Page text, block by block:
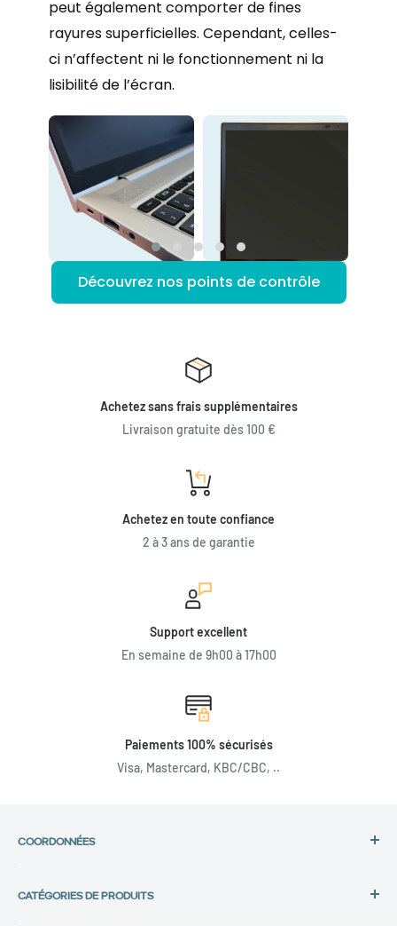
peut également comporter de fines
rayures superficielles. Cependant, celles-
ci n’affectent ni le fonctionnement ni la
lisibilité de l’écran.
Découvrez nos points de contrôle
Achetez sans frais supplémentaires
Livraison gratuite dès 100 €
Achetez en toute confiance
2 à 3 ans de garantie
Support excellent
En semaine de 9h00 à 17h00
Paiements 100% sécurisés
Visa, Mastercard, KBC/CBC, ..
COORDONNÉES
Back in Use
CATÉGORIES DE PRODUITS